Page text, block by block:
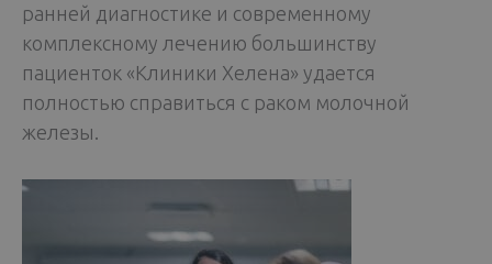
ранней диагностике и современному
комплексному лечению большинству
пациенток «Клиники Хелена» удается
полностью справиться с раком молочной
железы.